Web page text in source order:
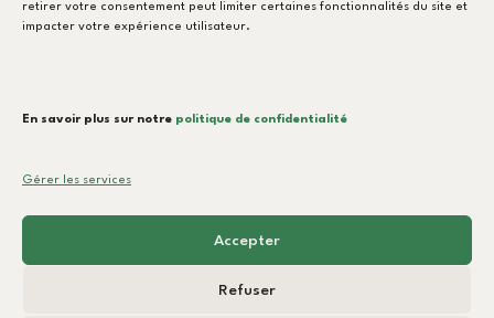
retirer votre consentement peut limiter certaines fonctionnalités du site et
impacter votre expérience utilisateur.
En savoir plus sur notre politique de confidentialité
Gérer les services
Accepter
Refuser
MB-Ventilation